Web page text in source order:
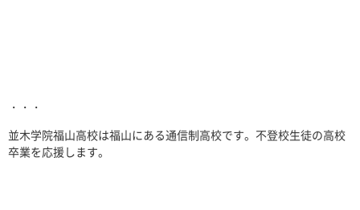
・・・
並木学院福山高校は福山にある通信制高校です。不登校生徒の高校
卒業を応援します。